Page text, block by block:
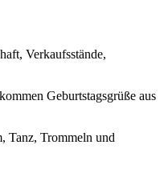
Verkaufsstände,
Geburtstagsgrüße aus
Tanz, Trommeln und